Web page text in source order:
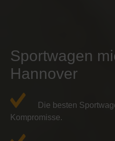
Sportwagen
Hannover
Die besten
Kompromisse.